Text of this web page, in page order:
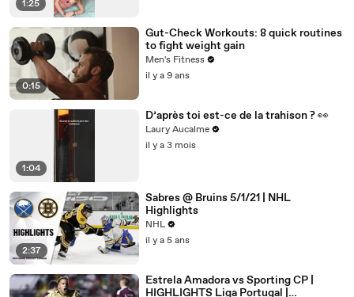
1:25
0:15
Gut-Check Workouts: 8 quick routines
to fight weight gain
Men's Fitness
il y a 9 ans
1:04
D’après toi est-ce de la trahison ? 👀
Laury Aucalme
il y a 3 mois
2:37
Sabres @ Bruins 5/1/21 | NHL
Highlights
NHL
il y a 5 ans
Estrela Amadora vs Sporting CP |
HIGHLIGHTS Liga Portugal |